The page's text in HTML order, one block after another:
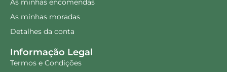
As minhas encomendas
As minhas moradas
Detalhes da conta
Informação Legal
Termos e Condições